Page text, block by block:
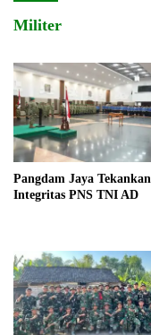
Militer
Pangdam Jaya Tekankan
Integritas PNS TNI AD